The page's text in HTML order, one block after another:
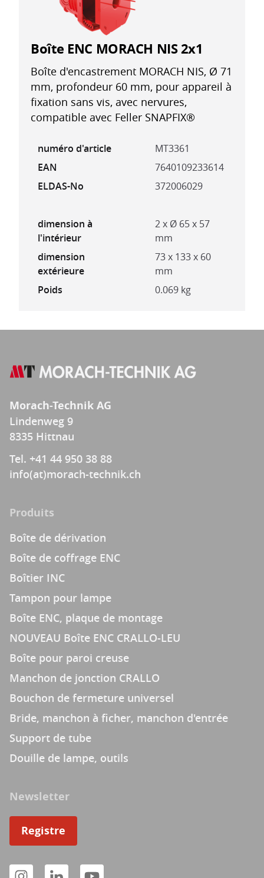
Boîte ENC MORACH NIS 2x1
Boîte d'encastrement MORACH NIS, Ø 71
mm, profondeur 60 mm, pour appareil à
fixation sans vis, avec nervures,
compatible avec Feller SNAPFIX®
numéro d'article
MT3361
EAN
7640109233614
ELDAS-No
372006029
dimension à
l'intérieur
2 x Ø 65 x 57
mm
dimension
extérieure
73 x 133 x 60
mm
Poids
0.069 kg
Morach-Technik AG
Lindenweg 9
8335 Hittnau
Tel. +41 44 950 38 88
info(at)morach-technik.ch
Produits
Boîte de dérivation
Boîte de coffrage ENC
Boîtier INC
Tampon pour lampe
Boîte ENC, plaque de montage
NOUVEAU Boîte ENC CRALLO-LEU
Boîte pour paroi creuse
Manchon de jonction CRALLO
Bouchon de fermeture universel
Bride, manchon à ficher, manchon d'entrée
Support de tube
Douille de lampe, outils
Newsletter
Registre